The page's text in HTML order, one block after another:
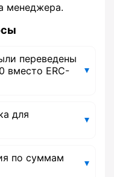
менеджера.
переведены
вместо ERC-
для
по суммам